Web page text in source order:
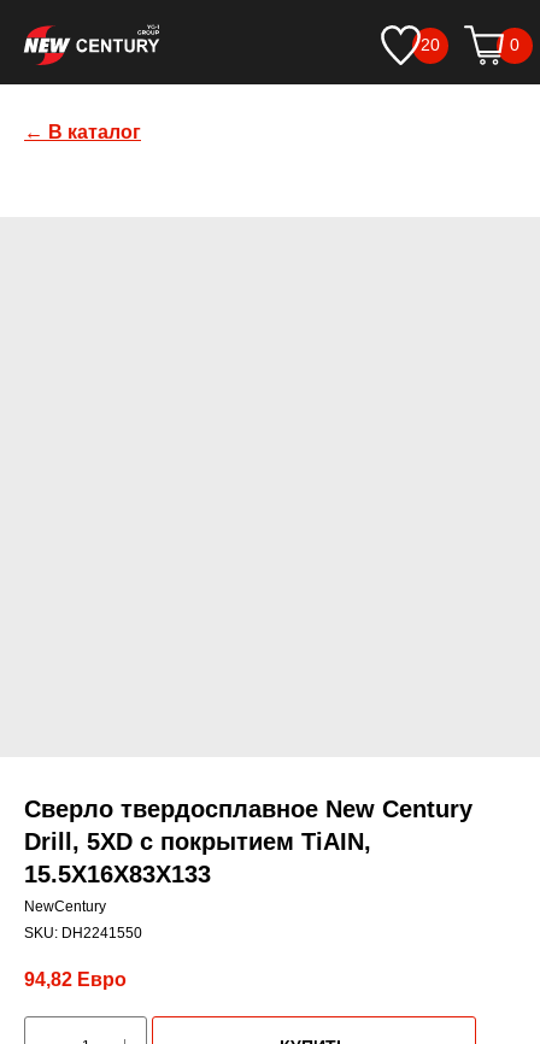
0
20
← В каталог
Сверло твердосплавное New Century
Drill, 5XD с покрытием TiАIN,
15.5X16X83X133
NewCentury
SKU: DH2241550
94,82 Евро